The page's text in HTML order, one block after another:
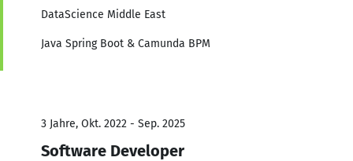
DataScience Middle East
Java Spring Boot & Camunda BPM
3 Jahre, Okt. 2022 - Sep. 2025
Software Developer